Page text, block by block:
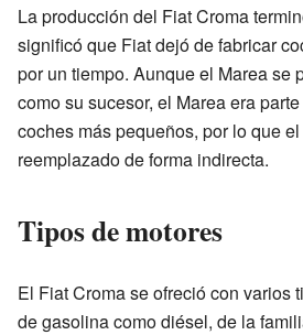
La producción del Fiat Croma
significó que Fiat dejó de fabricar
por un tiempo. Aunque el Marea se
como su sucesor, el Marea era
coches más pequeños, por lo que
reemplazado de forma indirecta.
Tipos de motores
El Fiat Croma se ofreció con varios
de gasolina como diésel, de la